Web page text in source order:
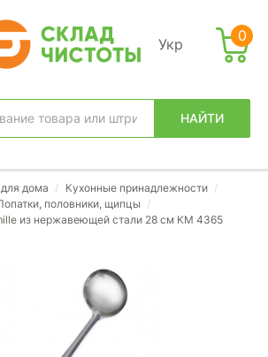
Укр
НАЙТИ
избранное вход
0
дома / Кухонные принадлежности /
половники, щипцы /
из нержавеющей стали 28 см KM 4365